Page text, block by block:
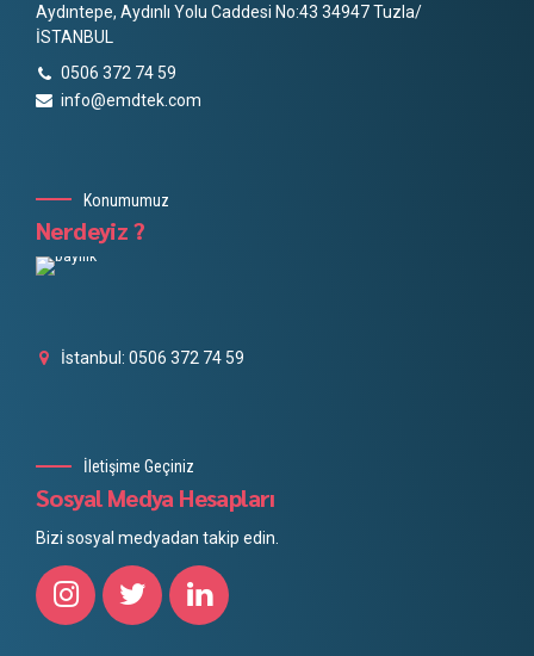
Aydıntepe, Aydınlı Yolu Caddesi No:43 34947 Tuzla/
İSTANBUL
0506 372 74 59
info@emdtek.com
Konumumuz
Nerdeyiz ?
İstanbul: 0506 372 74 59
İletişime Geçiniz
Sosyal Medya Hesapları
Bizi sosyal medyadan takip edin.